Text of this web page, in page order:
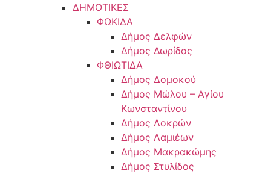
ΔΗΜΟΤΙΚΕΣ
ΦΩΚΙΔΑ
Δήμος Δελφών
Δήμος Δωρίδος
ΦΘΙΩΤΙΔΑ
Δήμος Δομοκού
Δήμος Μώλου – Αγίου
Κωνσταντίνου
Δήμος Λοκρών
Δήμος Λαμιέων
Δήμος Μακρακώμης
Δήμος Στυλίδος